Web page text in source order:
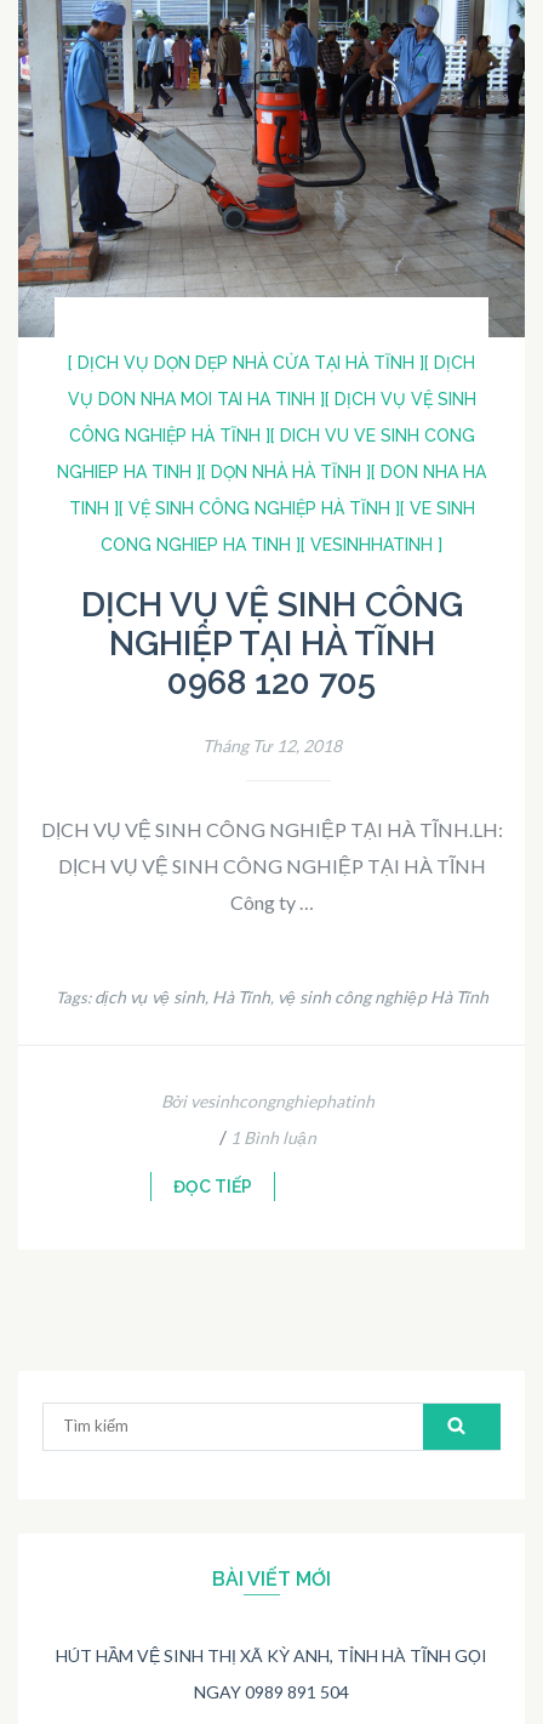
[ DỊCH VỤ DỌN DẸP NHÀ CỬA TẠI HÀ TĨNH ] [ DỊCH
VỤ DON NHA MOI TAI HA TINH ] [ DỊCH VỤ VỆ SINH
CÔNG NGHIỆP HÀ TĨNH ] [ DICH VU VE SINH CONG
NGHIEP HA TINH ] [ DỌN NHÀ HÀ TĨNH ] [ DON NHA HA
TINH ] [ VỆ SINH CÔNG NGHIỆP HÀ TĨNH ] [ VE SINH
CONG NGHIEP HA TINH ] [ VESINHHATINH ]
DỊCH VỤ VỆ SINH CÔNG
NGHIỆP TẠI HÀ TĨNH
0968 120 705
Tháng Tư 12, 2018
DỊCH VỤ VỆ SINH CÔNG NGHIỆP TẠI HÀ TĨNH.LH:
DỊCH VỤ VỆ SINH CÔNG NGHIỆP TẠI HÀ TĨNH
Công ty …
Tags:dịch vụ vệ sinh, Hà Tĩnh, vệ sinh công nghiệp Hà Tĩnh
Bởi vesinhcongnghiephatinh
/ 1 Bình luận
ĐỌC TIẾP
kiếm:
BÀI VIẾT MỚI
HÚT HẦM VỆ SINH THỊ XÃ KỲ ANH, TỈNH HÀ TĨNH GỌI
NGAY 0989 891 504